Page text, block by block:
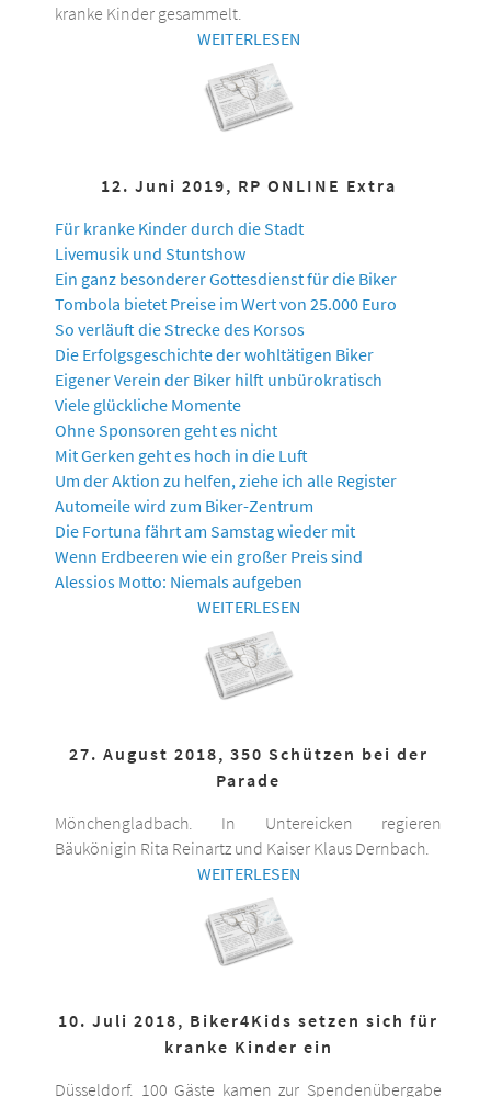
kranke Kinder gesammelt.
WEITERLESEN
12. Juni 2019, RP ONLINE Extra
Für kranke Kinder durch die Stadt
Livemusik und Stuntshow
Ein ganz besonderer Gottesdienst für die Biker
Tombola bietet Preise im Wert von 25.000 Euro
So verläuft die Strecke des Korsos
Die Erfolgsgeschichte der wohltätigen Biker
Eigener Verein der Biker hilft unbürokratisch
Viele glückliche Momente
Ohne Sponsoren geht es nicht
Mit Gerken geht es hoch in die Luft
Um der Aktion zu helfen, ziehe ich alle Register
Automeile wird zum Biker-Zentrum
Die Fortuna fährt am Samstag wieder mit
Wenn Erdbeeren wie ein großer Preis sind
Alessios Motto: Niemals aufgeben
WEITERLESEN
27. August 2018, 350 Schützen bei der
Parade
Mönchengladbach. In Untereicken regieren
Bäukönigin Rita Reinartz und Kaiser Klaus Dernbach.
WEITERLESEN
10. Juli 2018, Biker4Kids setzen sich für
kranke Kinder ein
Düsseldorf. 100 Gäste kamen zur Spendenübergabe